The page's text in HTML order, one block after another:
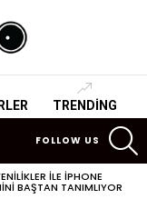
TRENDING
FOLLOW US
ILE IPHONE
BAŞTAN TANIMLIYOR